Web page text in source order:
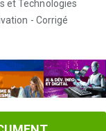
et Technologies
- Corrigé